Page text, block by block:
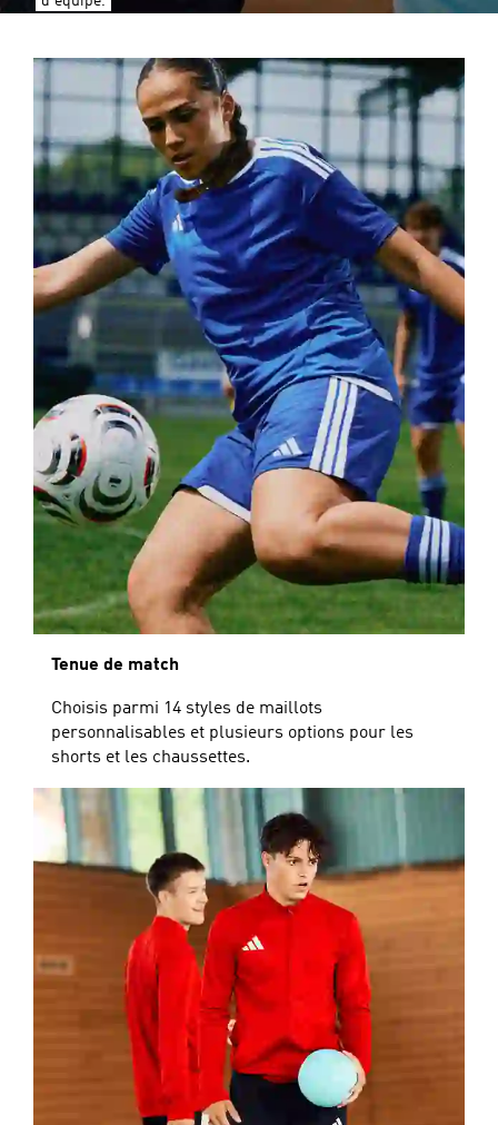
Tenue de match
Choisis parmi 14 styles de maillots
personnalisables et plusieurs options pour les
shorts et les chaussettes.